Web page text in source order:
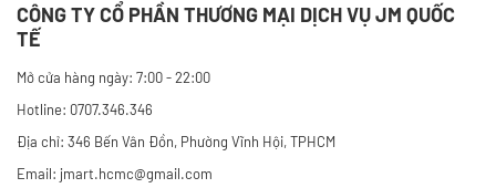
CÔNG TY CỔ PHẦN THƯƠNG MẠI DỊCH VỤ JM QUỐC
TẾ
Mở cửa hàng ngày: 7:00 - 22:00
Hotline: 0707.346.346
Địa chỉ: 346 Bến Vân Đồn, Phường Vĩnh Hội, TPHCM
Email: jmart.hcmc@gmail.com